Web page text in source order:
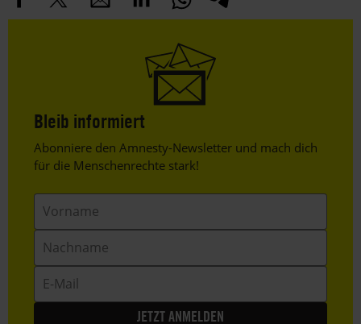
Bleib informiert
Header
Text
Abonniere den Amnesty-Newsletter und mach dich
für die Menschenrechte stark!
Mail